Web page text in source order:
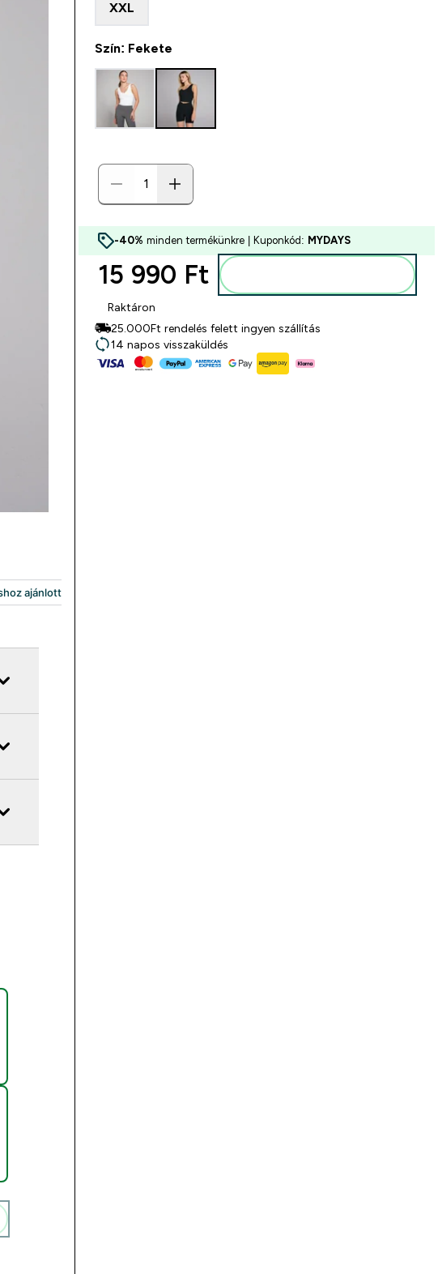
- 60gummies - Red Apple (Extra Strength)
Haj Gumivitamin - 60 Gummies - 30Adag - Áfonya
XXL
Szín: Fekete
-40% minden termékünkre | Kuponkód: MYDAYS
15 990 Ft‎
Raktáron
25.000Ft rendelés felett ingyen szállítás
14 napos visszaküldés